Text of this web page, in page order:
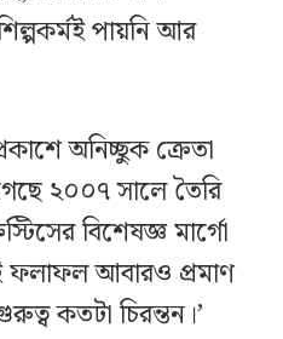
পায়নি আর
অনিচ্ছুক ক্রেতা
২০০৭ সালে তৈরি
বিশেষজ্ঞ মার্গো
ফলাফল আবারও প্রমাণ
কতটা চিরন্তন।’